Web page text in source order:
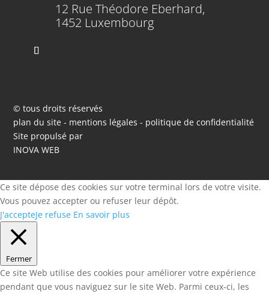
12 Rue Théodore Eberhard,
1452 Luxembourg
© tous droits réservés
plan du site - mentions légales- politique de confidentialité
Site propulsé par
INOVA WEB
Ce site dépose des cookies sur votre terminal lors de votre visite.
Vous pouvez accepter ou refuser leur dépôt.
J'accepteJe refuse En savoir plus
Fermer
Ce site Web utilise des cookies pour améliorer votre expérience
pendant que vous naviguez sur le site Web. Parmi ceux-ci, les